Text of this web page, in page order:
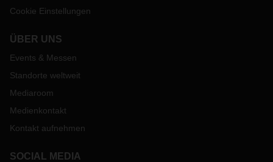
Cookie Einstellungen
ÜBER UNS
Events & Messen
Standorte weltweit
Mediaroom
Medienkontakt
Kontakt aufnehmen
SOCIAL MEDIA